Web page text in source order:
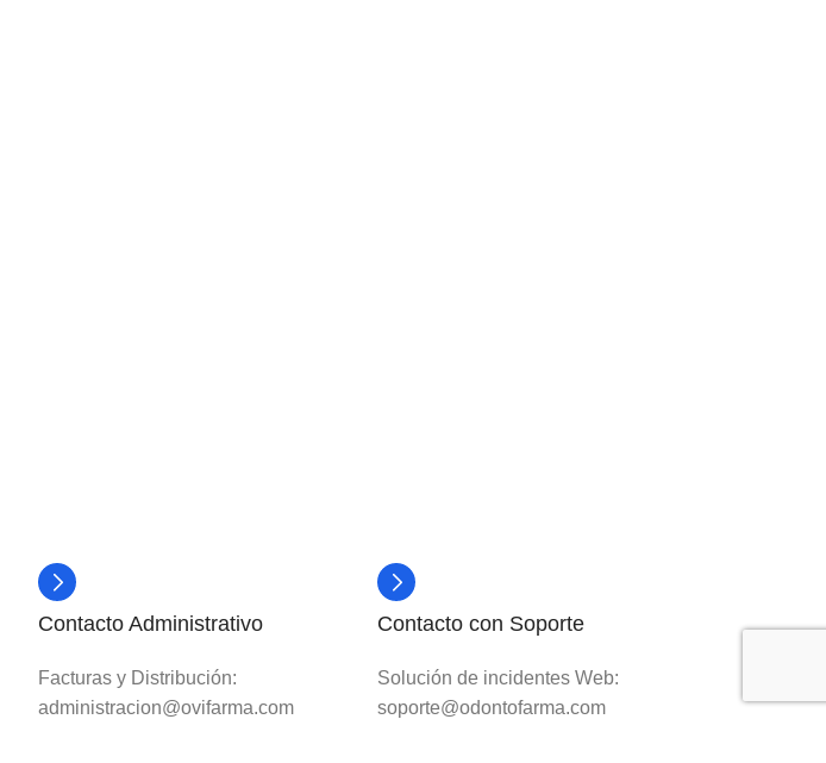
Contacto Administrativo
Facturas y Distribución:
administracion@ovifarma.com
Contacto con Soporte
Solución de incidentes Web:
soporte@odontofarma.com